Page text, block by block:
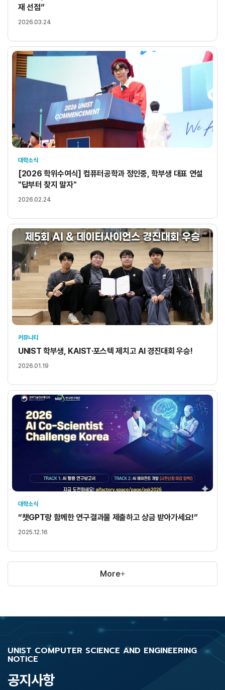
재 선점”
2026.03.24
대학소식
[2026 학위수여식] 컴퓨터공학과 정인중, 학부생 대표 연설
"답부터 찾지 말자"
2026.02.24
커뮤니티
UNIST 학부생, KAIST·포스텍 제치고 AI 경진대회 우승!
2026.01.19
대학소식
“챗GPT랑 함께한 연구결과물 제출하고 상금 받아가세요!”
2025.12.16
More
UNIST COMPUTER SCIENCE AND ENGINEERING
NOTICE
공지사항